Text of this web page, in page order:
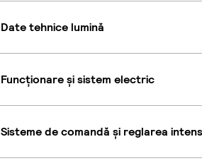
Date tehnice lumină
Funcționare și sistem electric
Sisteme de comandă și reglarea